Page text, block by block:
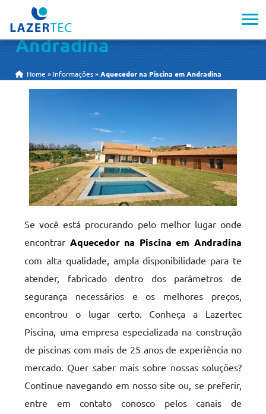
Aquecedor na Piscina em
Andradina
Home » Informações »Aquecedor na Piscina em Andradina
Se você está procurando pelo melhor lugar onde
encontrar Aquecedor na Piscina em Andradina
com alta qualidade, ampla disponibilidade para te
atender, fabricado dentro dos parâmetros de
segurança necessários e os melhores preços,
encontrou o lugar certo. Conheça a Lazertec
Piscina, uma empresa especializada na construção
de piscinas com mais de 25 anos de experiência no
mercado. Quer saber mais sobre nossas soluções?
Continue navegando em nosso site ou, se preferir,
entre em contato conosco pelos canais de